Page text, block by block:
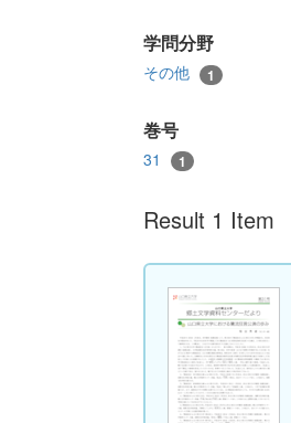
学問分野
その他 1
巻号
31 1
Result 1 Item